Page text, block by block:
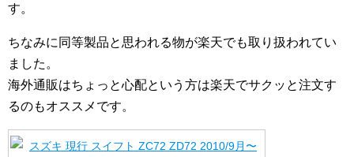
す。
ちなみに同等製品と思われる物が楽天でも取り扱われてい
ました。
海外通販はちょっと心配という方は楽天でサクッと注文す
るのもオススメです。